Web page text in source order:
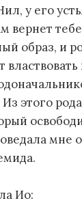
у его
вернет
образ, и
этого
мне
Ио: